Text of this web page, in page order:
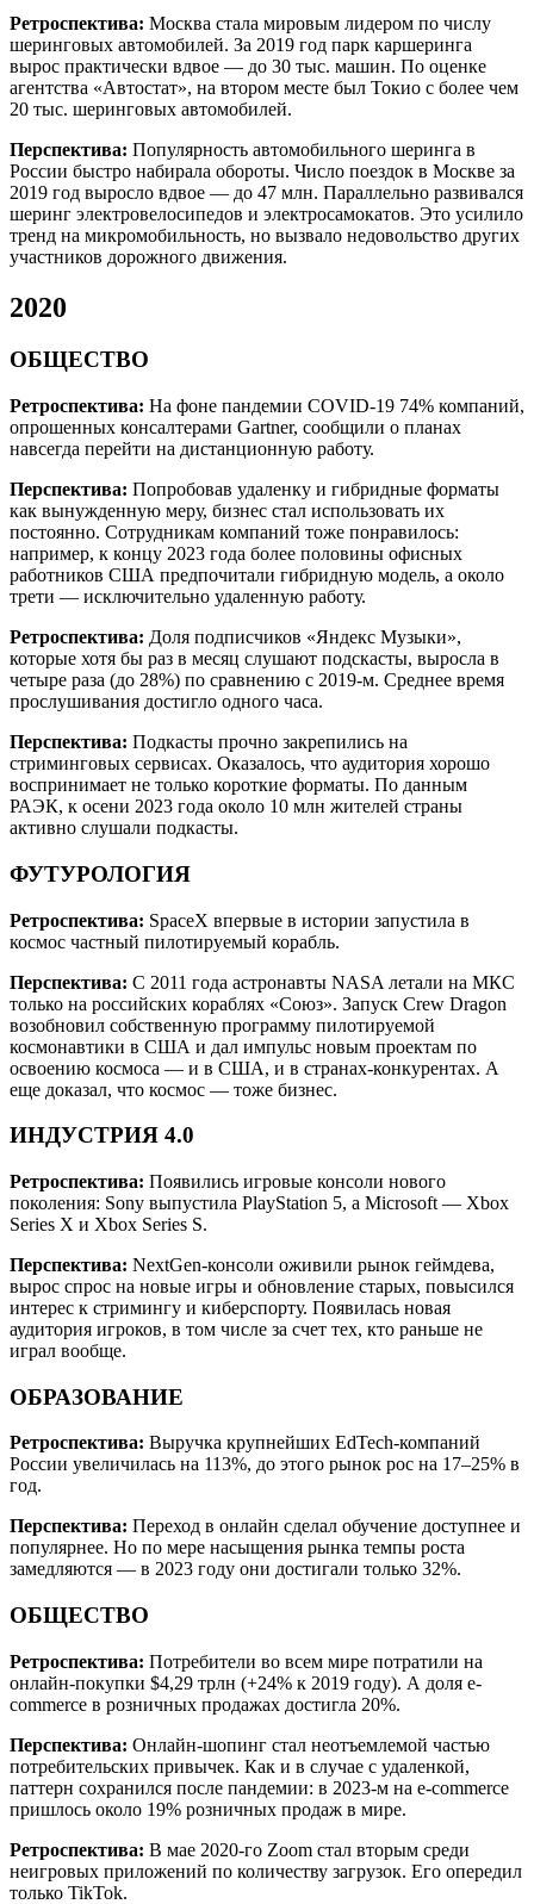
Ретроспектива: Москва стала мировым лидером по числу
шеринговых автомобилей. За 2019 год парк каршеринга
вырос практически вдвое — до 30 тыс. машин. По оценке
агентства «Автостат», на втором месте был Токио с более чем
20 тыс. шеринговых автомобилей.
Перспектива: Популярность автомобильного шеринга в
России быстро набирала обороты. Число поездок в Москве за
2019 год выросло вдвое — до 47 млн. Параллельно развивался
шеринг электровелосипедов и электросамокатов. Это усилило
тренд на микромобильность, но вызвало недовольство других
участников дорожного движения.
2020
ОБЩЕСТВО
Ретроспектива: На фоне пандемии COVID-19 74% компаний,
опрошенных консалтерами Gartner, сообщили о планах
навсегда перейти на дистанционную работу.
Перспектива: Попробовав удаленку и гибридные форматы
как вынужденную меру, бизнес стал использовать их
постоянно. Сотрудникам компаний тоже понравилось:
например, к концу 2023 года более половины офисных
работников США предпочитали гибридную модель, а около
трети — исключительно удаленную работу.
Ретроспектива: Доля подписчиков «Яндекс Музыки»,
которые хотя бы раз в месяц слушают подскасты, выросла в
четыре раза (до 28%) по сравнению с 2019-м. Среднее время
прослушивания достигло одного часа.
Перспектива: Подкасты прочно закрепились на
стриминговых сервисах. Оказалось, что аудитория хорошо
воспринимает не только короткие форматы. По данным
РАЭК, к осени 2023 года около 10 млн жителей страны
активно слушали подкасты.
ФУТУРОЛОГИЯ
Ретроспектива: SpaceX впервые в истории запустила в
космос частный пилотируемый корабль.
Перспектива: С 2011 года астронавты NASA летали на МКС
только на российских кораблях «Союз». Запуск Crew Dragon
возобновил собственную программу пилотируемой
космонавтики в США и дал импульс новым проектам по
освоению космоса — и в США, и в странах-конкурентах. А
еще доказал, что космос — тоже бизнес.
ИНДУСТРИЯ 4.0
Ретроспектива: Появились игровые консоли нового
поколения: Sony выпустила PlayStation 5, а Microsoft — Xbox
Series X и Xbox Series S.
Перспектива: NextGen-консоли оживили рынок геймдева,
вырос спрос на новые игры и обновление старых, повысился
интерес к стримингу и киберспорту. Появилась новая
аудитория игроков, в том числе за счет тех, кто раньше не
играл вообще.
ОБРАЗОВАНИЕ
Ретроспектива: Выручка крупнейших EdTech-компаний
России увеличилась на 113%, до этого рынок рос на 17–25% в
год.
Перспектива: Переход в онлайн сделал обучение доступнее и
популярнее. Но по мере насыщения рынка темпы роста
замедляются — в 2023 году они достигали только 32%.
ОБЩЕСТВО
Ретроспектива: Потребители во всем мире потратили на
онлайн-покупки $4,29 трлн (+24% к 2019 году). А доля e-
commerce в розничных продажах достигла 20%.
Перспектива: Онлайн-шопинг стал неотъемлемой частью
потребительских привычек. Как и в случае с удаленкой,
паттерн сохранился после пандемии: в 2023-м на e-commerce
пришлось около 19% розничных продаж в мире.
Ретроспектива: В мае 2020-го Zoom стал вторым среди
неигровых приложений по количеству загрузок. Его опередил
только TikTok.